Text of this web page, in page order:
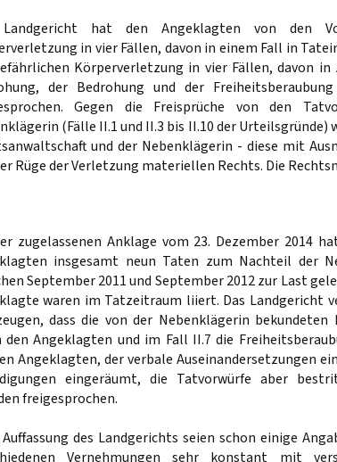
hat den Angeklagten von den
in vier Fällen, davon in einem Fall in
Körperverletzung in vier Fällen, davon
der Bedrohung und der
Gegen die Freisprüche von den
(Fälle II.1 und II.3 bis II.10 der Urteilsgründe)
und der Nebenklägerin - diese mit
Rüge der Verletzung materiellen Rechts. Die
zugelassenen Anklage vom 23. Dezember 2014
insgesamt neun Taten zum Nachteil der
September 2011 und September 2012 zur Last
waren im Tatzeitraum liiert. Das Landgericht
dass die von der Nebenklägerin bekundeten
den Angeklagten und im Fall II.7 die
Angeklagten, der verbale Auseinandersetzungen
eingeräumt, die Tatvorwürfe aber
freigesprochen.
Auffassung des Landgerichts seien schon einige
Vernehmungen sehr konstant mit